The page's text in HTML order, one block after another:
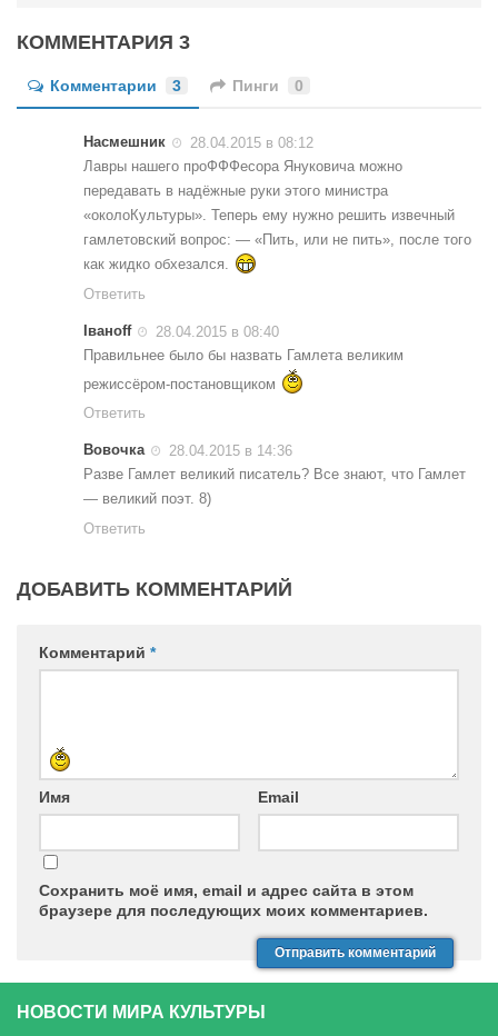
Фестиваль. Конкурс «Колибри» 2017
Конкурс «Колибри» 2016
Литературный конкурс «Я люблю Украину»
Конкурс «Колибри — детям!» 2014
Конкурс «Колибри» 2013
Интервью
Афиша Киев
Афиша Сумы
КОММЕНТАРИЯ 3
Комментарии 3 Пинги 0
Насмешник
28.04.2015 в 08:12
Лавры нашего проФФФесора Януковича можно
передавать в надёжные руки этого министра
«околоКультуры». Теперь ему нужно решить извечный
гамлетовский вопрос: — «Пить, или не пить», после того
как жидко обхезался.
Ответить
Iваноff
28.04.2015 в 08:40
Правильнее было бы назвать Гамлета великим
режиссёром-постановщиком
Ответить
Вовочка
28.04.2015 в 14:36
Разве Гамлет великий писатель? Все знают, что Гамлет
— великий поэт. 8)
Ответить
ДОБАВИТЬ КОММЕНТАРИЙ
Комментарий *
Имя Email
Сохранить моё имя, email и адрес сайта в этом
браузере для последующих моих комментариев.
НОВОСТИ МИРА КУЛЬТУРЫ